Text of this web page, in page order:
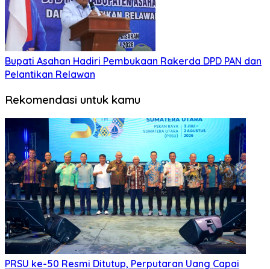
Bupati Asahan Hadiri Pembukaan Rakerda DPD PAN dan
Pelantikan Relawan
Rekomendasi untuk kamu
PRSU ke-50 Resmi Ditutup, Perputaran Uang Capai